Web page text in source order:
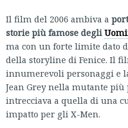
Il film del 2006 ambiva a
storie più famose degli
ma con un forte limite dato
della storyline di Fenice. Il
innumerevoli personaggi e
Jean Grey nella mutante
intrecciava a quella di una
impatto per gli X-Men.